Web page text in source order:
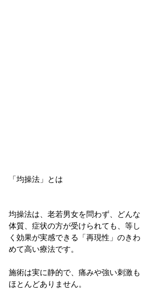
「均操法」とは
均操法は、老若男女を問わず、どんな
体質、症状の方が受けられても、等し
く効果が実感できる「再現性」のきわ
めて高い療法です。
施術は実に静的で、痛みや強い刺激も
ほとんどありません。